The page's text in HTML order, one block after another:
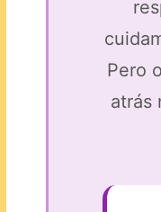
Pero
atrás